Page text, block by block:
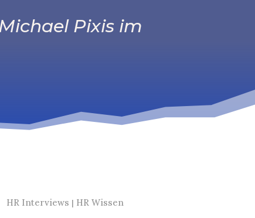
Pixis im
HR Interviews | HR Wissen